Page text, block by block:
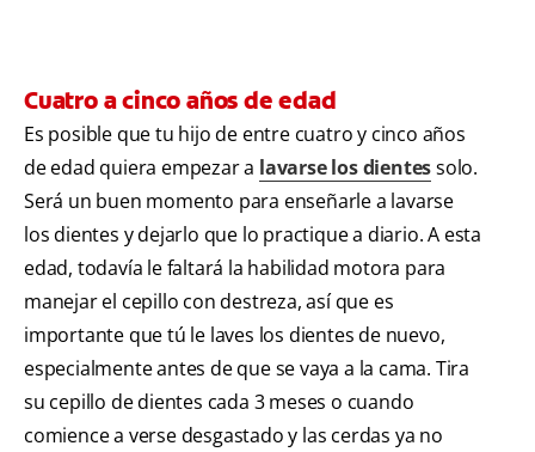
Cuatro a cinco años de edad
Es posible que tu hijo de entre cuatro y cinco años
de edad quiera empezar a lavarse los dientessolo.
Será un buen momento para enseñarle a lavarse
los dientes y dejarlo que lo practique a diario. A esta
edad, todavía le faltará la habilidad motora para
manejar el cepillo con destreza, así que es
importante que tú le laves los dientes de nuevo,
especialmente antes de que se vaya a la cama. Tira
su cepillo de dientes cada 3 meses o cuando
comience a verse desgastado y las cerdas ya no